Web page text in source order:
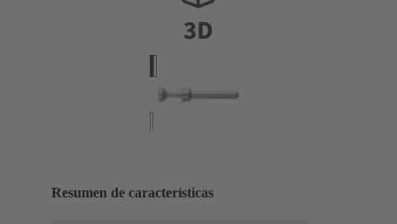
Resumen de características